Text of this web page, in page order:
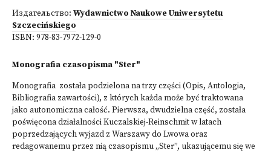
Издательство: Wydawnictwo Naukowe Uniwersytetu
Szczecińskiego
ISBN: 978-83-7972-129-0
Monografia czasopisma "Ster"
Monografia została podzielona na trzy części (Opis, Antologia,
Bibliografia zawartości), z których każda może być traktowana
jako autonomiczna całość. Pierwsza, dwudzielna część, została
poświęcona działalności Kuczalskiej-Reinschmit w latach
poprzedzających wyjazd z Warszawy do Lwowa oraz
redagowanemu przez nią czasopismu „Ster”, ukazującemu się we